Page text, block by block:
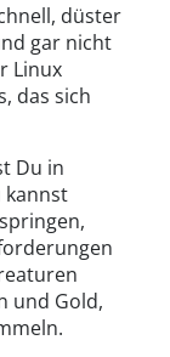
düster
gar nicht
Linux
das sich
Du in
kannst
und Gold,